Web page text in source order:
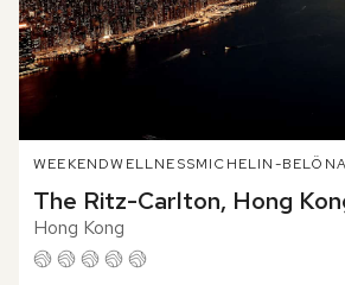
WEEKENDWELLNESSMICHELIN-
The Ritz-Carlton, Hong
Hong Kong